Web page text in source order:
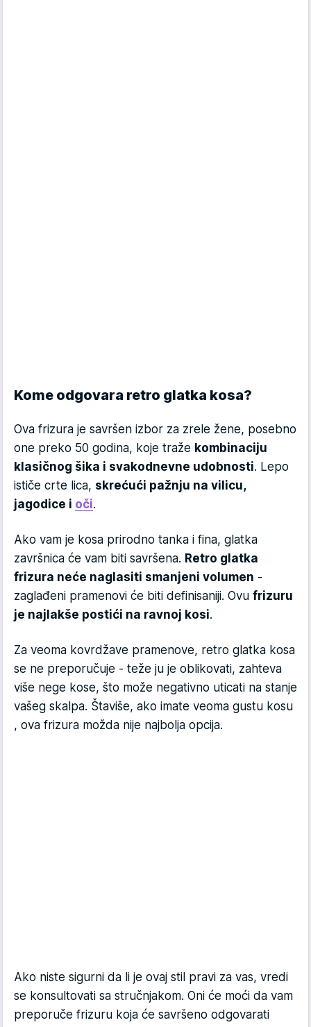
Kome odgovara retro glatka kosa?
Ova frizura je savršen izbor za zrele žene, posebno
one preko 50 godina, koje traže kombinaciju
klasičnog šika i svakodnevne udobnosti. Lepo
ističe crte lica, skrećući pažnju na vilicu,
jagodice i oči.
Ako vam je kosa prirodno tanka i fina, glatka
završnica će vam biti savršena. Retro glatka
frizura neće naglasiti smanjeni volumen -
zaglađeni pramenovi će biti definisaniji. Ovu frizuru
je najlakše postići na ravnoj kosi.
Za veoma kovrdžave pramenove, retro glatka kosa
se ne preporučuje - teže ju je oblikovati, zahteva
više nege kose, što može negativno uticati na stanje
vašeg skalpa. Štaviše, ako imate veoma gustu kosu
, ova frizura možda nije najbolja opcija.
Ako niste sigurni da li je ovaj stil pravi za vas, vredi
se konsultovati sa stručnjakom. Oni će moći da vam
preporuče frizuru koja će savršeno odgovarati